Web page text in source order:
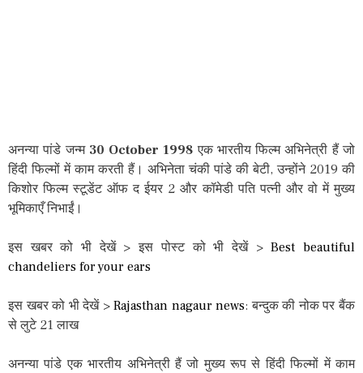
अनन्या पांडे जन्म 30 October 1998 एक भारतीय फिल्म अभिनेत्री हैं जो
हिंदी फिल्मों में काम करती हैं। अभिनेता चंकी पांडे की बेटी, उन्होंने 2019 की
किशोर फिल्म स्टूडेंट ऑफ द ईयर 2 और कॉमेडी पति पत्नी और वो में मुख्य
भूमिकाएँ निभाईं।
इस खबर को भी देखें > इस पोस्ट को भी देखें >Best beautiful
chandeliers for your ears
इस खबर को भी देखें >Rajasthan nagaur news: बन्दुक की नोक पर बैंक
से लुटे 21 लाख
अनन्या पांडे एक भारतीय अभिनेत्री हैं जो मुख्य रूप से हिंदी फिल्मों में काम